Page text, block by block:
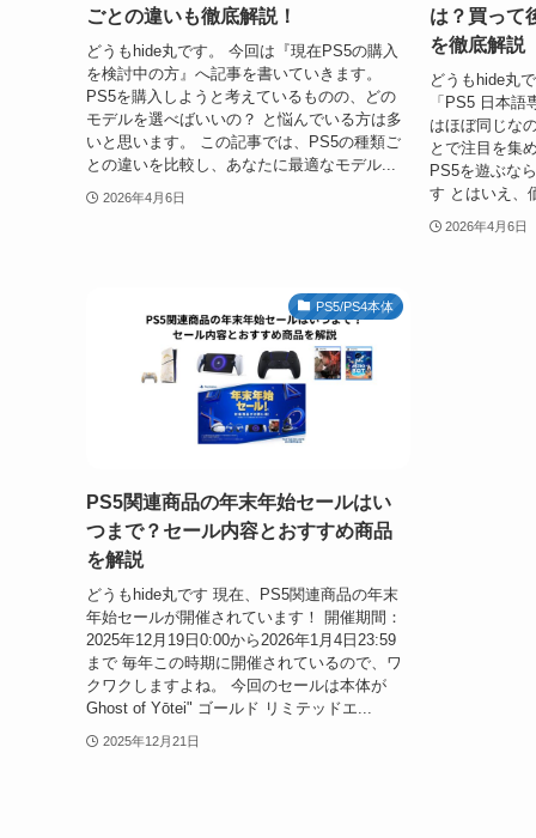
ごとの違いも徹底解説！
どうもhide丸です。 今回は『現在PS5の購入
を検討中の方』へ記事を書いていきます。
PS5を購入しようと考えているものの、どの
モデルを選べばいいの？ と悩んでいる方は多
いと思います。 この記事では、PS5の種類ご
との違いを比較し、あなたに最適なモデル...
2026年4月6日
は？買って
を徹底解説
どうもhide丸
「PS5 日本
はほぼ同じな
とで注目を集
PS5を遊ぶな
す とはいえ、
2026年4月6日
PS5/PS4本体
PS5関連商品の年末年始セールはい
つまで？セール内容とおすすめ商品
を解説
どうもhide丸です 現在、PS5関連商品の年末
年始セールが開催されています！ 開催期間：
2025年12月19日0:00から2026年1月4日23:59
まで 毎年この時期に開催されているので、ワ
クワクしますよね。 今回のセールは本体が
Ghost of Yōtei" ゴールド リミテッドエ...
2025年12月21日